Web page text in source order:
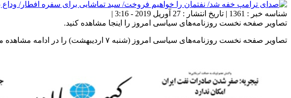
شناسه خبر : 1361 | تاریخ انتشار : 27 آوریل 2019 - 3:16 |
تصاویر صفحه نخست روزنامه‌های سیاسی امروز را اینجا مشاهده کنید.
تصاویر صفحه نخست روزنامه‌های سیاسی امروز (شنبه ۷ اردیبهشت) را در ادامه مشاهده می‌کنید.